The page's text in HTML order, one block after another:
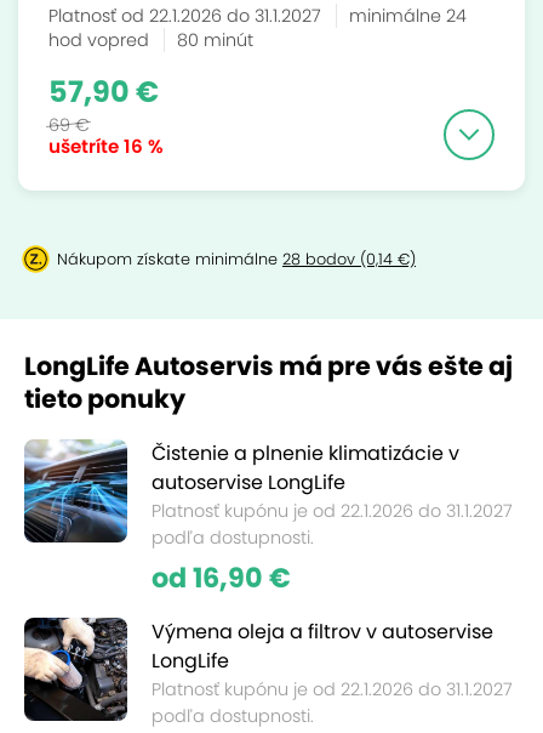
Platnosť od 22.1.2026 do 31.1.2027
minimálne 24
hod vopred
80 minút
ušetríte16 %
57,90 €
69 €
Nákupom získate minimálne 28 bodov (0,14 €)
LongLife Autoservis má pre vás ešte aj
tieto ponuky
Čistenie a plnenie klimatizácie v
autoservise LongLife
Platnosť kupónu je od 22.1.2026 do 31.1.2027
podľa dostupnosti.
od 16,90 €
Výmena oleja a filtrov v autoservise
LongLife
Platnosť kupónu je od 22.1.2026 do 31.1.2027
podľa dostupnosti.